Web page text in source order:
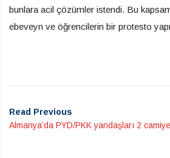
bunlara acil çözümler istendi. Bu
ebeveyn ve öğrencilerin bir protesto
Read Previous
Almanya’da PYD/PKK yandaşları 2